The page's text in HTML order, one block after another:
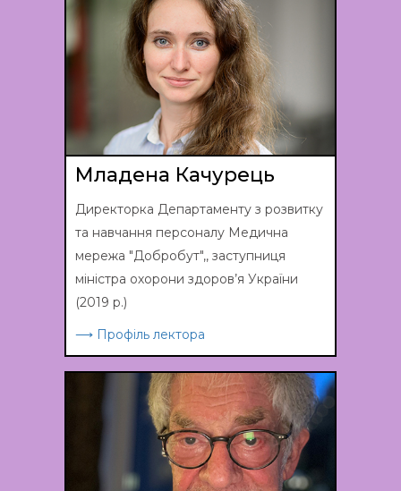
Младена Качурець
Директорка Департаменту з розвитку
та навчання персоналу Медична
мережа "Добробут",, заступниця
міністра охорони здоров’я України
(2019 р.)
⟶ Профіль лектора